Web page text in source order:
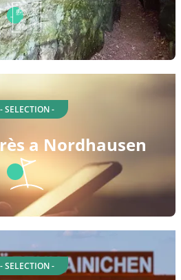
- SELECTION -
a Nordhausen
- SELECTION -